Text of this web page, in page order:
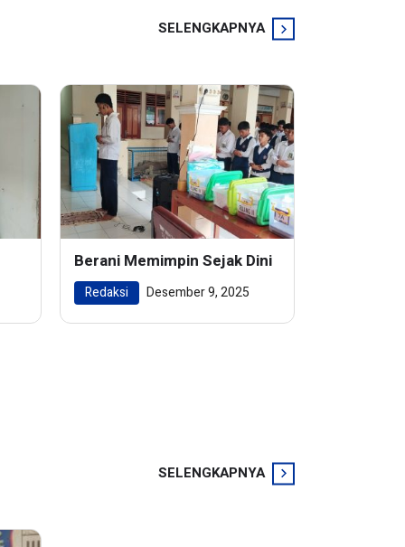
SELENGKAPNYA
Berani Memimpin Sejak Dini
Redaksi Desember 9, 2025
SELENGKAPNYA